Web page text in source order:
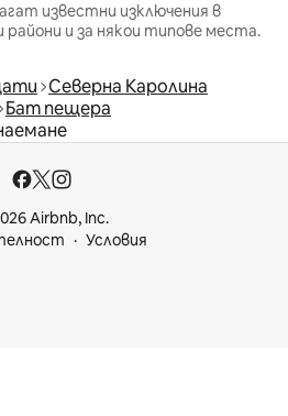
известни изключения в
райони и за някои типове места.
Северна Каролина
Бат пещера
Airbnb, Inc.
Условия